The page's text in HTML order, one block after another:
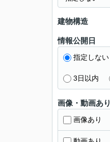
建物構造
情報公開日
指定しない
3日以内
画像・動画あり
画像あり